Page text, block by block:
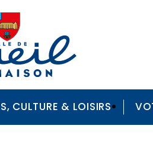
CULTURE & LOISIRS